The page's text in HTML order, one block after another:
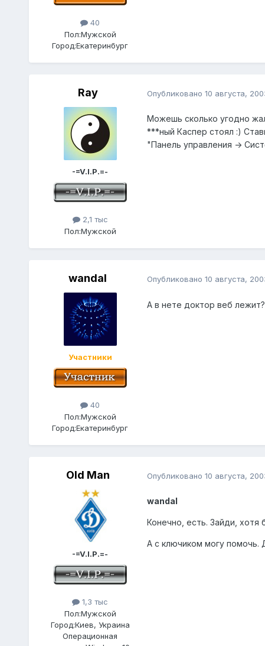
40
Пол:Мужской
Город:Екатеринбург
Ray
-=V.I.P.=-
2,1 тыс
Пол:Мужской
Опубликовано 10 августа,
Можешь сколько угодно
***ный Каспер стоял :)
"Панель управления ->
wandal
Участники
40
Пол:Мужской
Город:Екатеринбург
Опубликовано 10 августа,
А в нете доктор веб
Old Man
-=V.I.P.=-
1,3 тыс
Пол:Мужской
Город:Киев, Украина
Операционная
Опубликовано 10 августа,
wandal
Конечно, есть. Зайди, хотя
А с ключиком могу помочь.